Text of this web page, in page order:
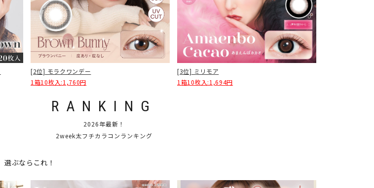
[2位] モラクワンデー
1箱10枚入:1,760円
[3位] ミリモア
1箱10枚入:1,694円
RANKING
2026年最新！
2week太フチカラコンランキング
ぶならこれ！